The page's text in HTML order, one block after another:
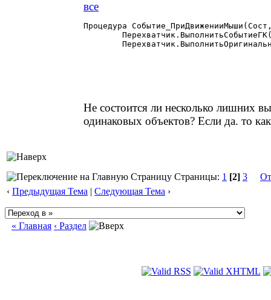
Процедура
Не состоится ли несколько лишних
одинаковых объектов? Если да. то
Страницы: 1 [2] 3
‹ Предыдущая Тема | Следующая Тема ›
« Главная ‹ Раздел